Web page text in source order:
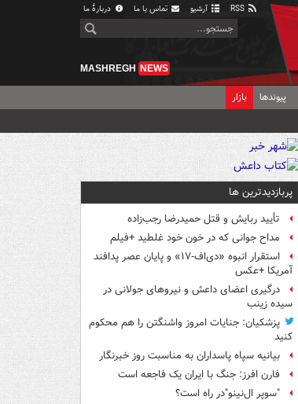
آرشیو تماس با ما دربارهٔ ما
MASHREGH NEWS
پیوندها بازار
پربازدیدترین ها
تأیید ربایش و قتل حمیدرضا رجب‌زاده
مداح جوانی که در خون خود غلطید +فیلم
استقرار انبوه «دی‌اف‑۱۷» و پایان عصر پدافند
آمریکا +عکس
درگیری اعضای داعش و نیروهای جولانی در
سیده زینب
پزشکیان: جنایات امروز واشنگتن را هم محکوم
کنید
بیانیه سپاه پاسداران به مناسبت روز خبرنگار
فارن افرز: جنگ با ایران یک فاجعه است
"سوپر ال‌نینو"در راه است؟